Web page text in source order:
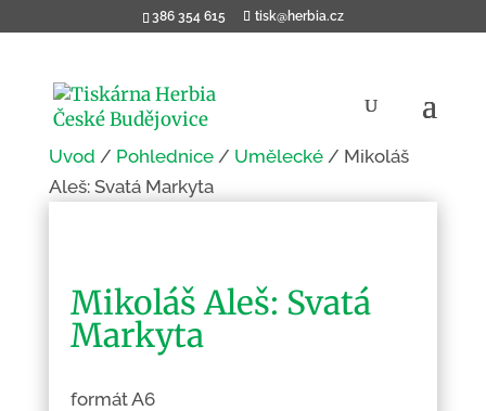
386 354 615 tisk@herbia.cz
Úvod / Pohlednice/ Umělecké/ Mikoláš
Aleš: Svatá Markyta
Mikoláš Aleš: Svatá
Markyta
formát A6